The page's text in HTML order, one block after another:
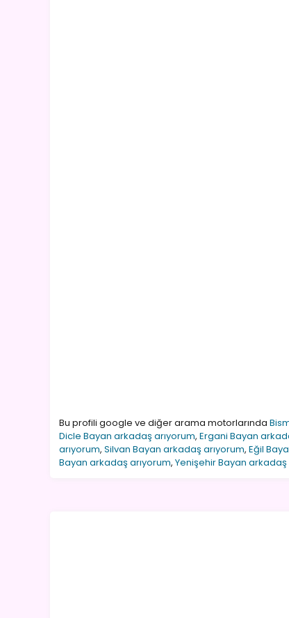
Bu profili google ve diğer arama motorlarında
Dicle Bayan arkadaş arıyorum, Ergani Bayan
arıyorum, Silvan Bayan arkadaş arıyorum, Eğil
Bayan arkadaş arıyorum, Yenişehir Bayan arkadaş